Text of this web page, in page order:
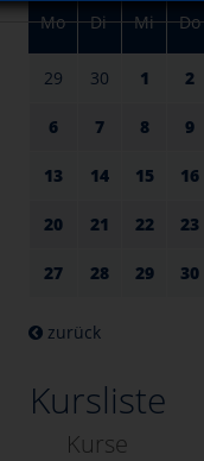
Mo Di Mi Do
29 30 1 2
6 7 8 9
13 14 15 16
20 21 22 23
27 28 29 30
zurück
Kursliste
Kurse